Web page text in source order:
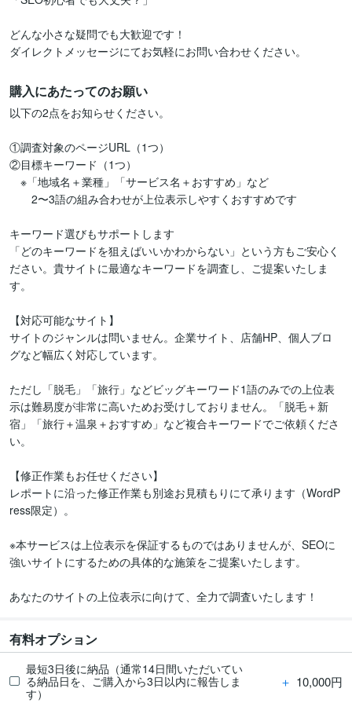
どんな小さな疑問でも大歓迎です！
ダイレクトメッセージにてお気軽にお問い合わせください。
購入にあたってのお願い
以下の2点をお知らせください。
①調査対象のページURL（1つ）
②目標キーワード（1つ）
※「地域名＋業種」「サービス名＋おすすめ」など
2〜3語の組み合わせが上位表示しやすくおすすめです
キーワード選びもサポートします
「どのキーワードを狙えばいいかわからない」という方もご安心く
ださい。貴サイトに最適なキーワードを調査し、ご提案いたしま
す。
【対応可能なサイト】
サイトのジャンルは問いません。企業サイト、店舗HP、個人ブロ
グなど幅広く対応しています。
ただし「脱毛」「旅行」などビッグキーワード1語のみでの上位表
示は難易度が非常に高いためお受けしておりません。「脱毛＋新
宿」「旅行＋温泉＋おすすめ」など複合キーワードでご依頼くださ
い。
【修正作業もお任せください】
レポートに沿った修正作業も別途お見積もりにて承ります（WordP
ress限定）。
※本サービスは上位表示を保証するものではありませんが、SEOに
強いサイトにするための具体的な施策をご提案いたします。
あなたのサイトの上位表示に向けて、全力で調査いたします！
有料オプション
最短3日後に納品（通常14日間いただいてい
る納品日を、ご購入から3日以内に報告しま
す）
＋ 10,000円